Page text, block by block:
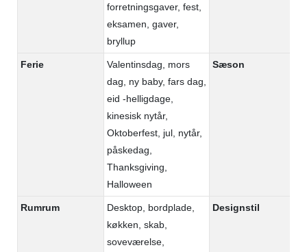
forretningsgaver, fest,
eksamen, gaver,
bryllup
Ferie
Valentinsdag, mors
dag, ny baby, fars dag,
eid -helligdage,
kinesisk nytår,
Oktoberfest, jul, nytår,
påskedag,
Thanksgiving,
Halloween
Sæson
Rumrum
Desktop, bordplade,
køkken, skab,
soveværelse,
Designstil